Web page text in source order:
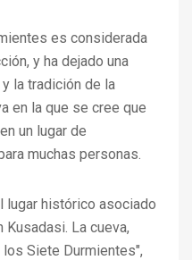
es considerada
y ha dejado una
la tradición de la
en la que se cree que
un lugar de
muchas personas.
lugar histórico asociado
La cueva,
Siete Durmientes",